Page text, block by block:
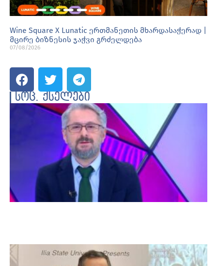
Wine Square X Lunatic ერთმანეთის მხარდასაჭერად |
მცირე ბიზნესის ჯაჭვი გრძელდება
07/08/2026
სოც. ქსელები